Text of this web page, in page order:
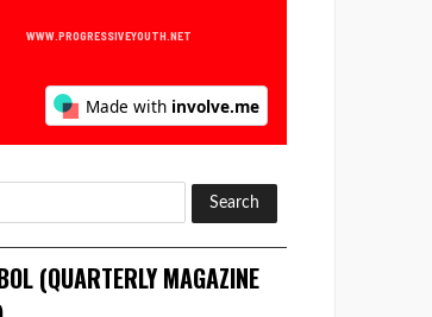
(QUARTERLY MAGAZINE